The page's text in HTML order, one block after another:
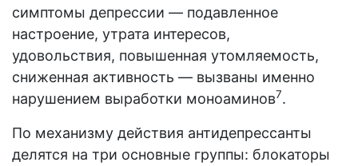
симптомы депрессии — подавленное
настроение, утрата интересов,
удовольствия, повышенная утомляемость,
сниженная активность — вызваны именно
нарушением выработки моноаминов7.
По механизму действия антидепрессанты
делятся на три основные группы: блокаторы